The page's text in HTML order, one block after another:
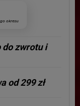
okresu
do zwrotu i
od 299 zł